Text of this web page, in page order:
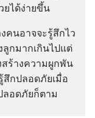
ได้​ง่าย​ขึ้น
คน​อาจ​จะ​รู้สึก​ไว​
ก​มาก​เกิน​ไป​แต่​
ร้าง​ความ​ผูก​พัน​
ก​ปลอด​ภัย​เมื่อ​
อด​ภัย​ก็​ตาม